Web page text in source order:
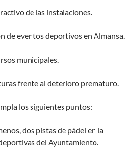
de las instalaciones.
eventos deportivos en Almansa.
municipales.
frente al deterioro prematuro.
los siguientes puntos:
dos pistas de pádel en la
del Ayuntamiento.